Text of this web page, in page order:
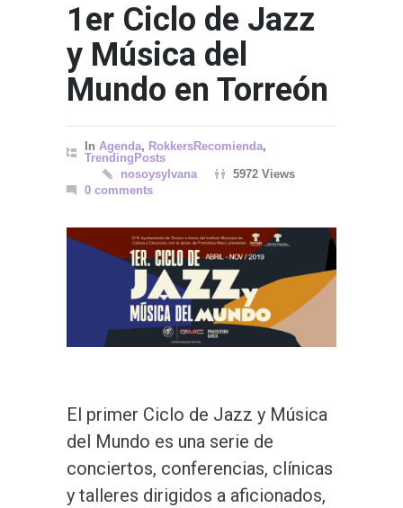
1er Ciclo de Jazz
y Música del
Mundo en Torreón
In Agenda, RokkersRecomienda,
TrendingPosts
nosoysylvana
5972 Views
0 comments
El primer Ciclo de Jazz y Música
del Mundo es una serie de
conciertos, conferencias, clínicas
y talleres dirigidos a aficionados,